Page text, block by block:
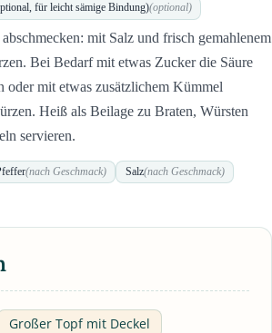
für leicht sämige Bindung)(optional)
abschmecken: mit Salz und frisch gemahlenem
Bei Bedarf mit etwas Zucker die Säure
oder mit etwas zusätzlichem Kümmel
Heiß als Beilage zu Braten, Würsten
servieren.
(nach Geschmack) Salz(nach Geschmack)
Großer Topf mit Deckel